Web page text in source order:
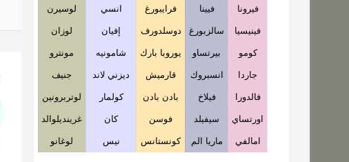
فيرونا فيينا فرايبورغ انسي لوسيرن
فينيسيا سالزبورغ دوسلدورف إفيان لوزان
كومو بيرتساو يوروبا بارك شامونيه مونترو
جاردا انسبروك قارميش ديزني لاند جنيف
فالدورا فيلاخ بادن بادن كولمار لوتربرونين
اورتساي سيفيلد فوسن كان غرينديلوالد
امالفي ماريا الم كونستانس نيس لوغانو